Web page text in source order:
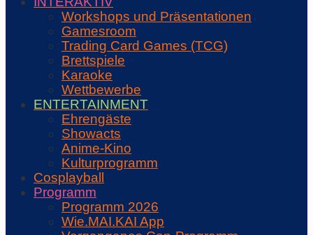
Workshops und Präsentationen
Gamesroom
Trading Card Games (TCG)
Brettspiele
Karaoke
Wettbewerbe
ENTERTAINMENT
Ehrengäste
Showacts
Anime-Kino
Kulturprogramm
Cosplayball
Programm
Programm 2026
Wie.MAI.KAI App